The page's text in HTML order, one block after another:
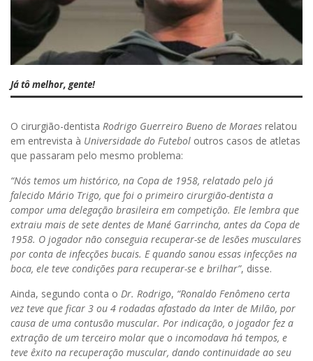
Já tô melhor, gente!
O cirurgião-dentista Rodrigo Guerreiro Bueno de Moraes relatou
em entrevista à Universidade do Futebol outros casos de atletas
que passaram pelo mesmo problema:
“Nós temos um histórico, na Copa de 1958, relatado pelo já
falecido Mário Trigo, que foi o primeiro cirurgião-dentista a
compor uma delegação brasileira em competição. Ele lembra que
extraiu mais de sete dentes de Mané Garrincha, antes da Copa de
1958. O jogador não conseguia recuperar-se de lesões musculares
por conta de infecções bucais. E quando sanou essas infecções na
boca, ele teve condições para recuperar-se e brilhar”, disse.
Ainda, segundo conta o Dr. Rodrigo, “Ronaldo Fenômeno certa
vez teve que ficar 3 ou 4 rodadas afastado da Inter de Milão, por
causa de uma contusão muscular. Por indicação, o jogador fez a
extração de um terceiro molar que o incomodava há tempos, e
teve êxito na recuperação muscular, dando continuidade ao seu